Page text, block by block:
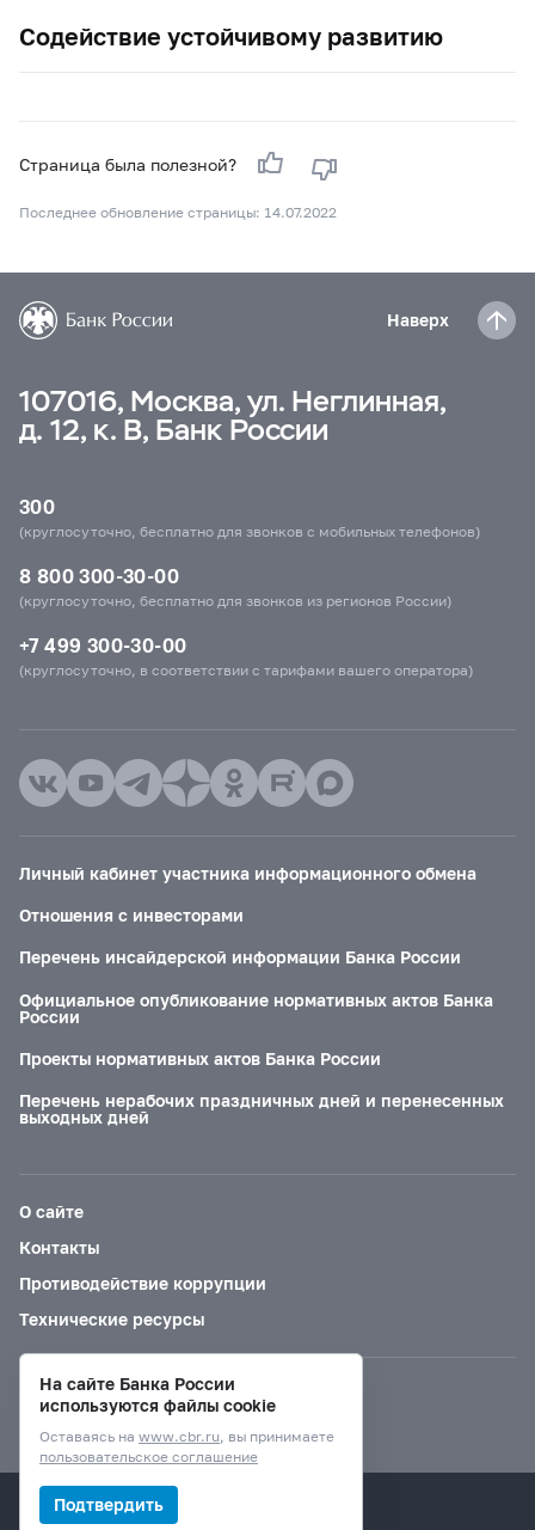
Содействие устойчивому развитию
Страница была полезной?
Последнее обновление страницы: 14.07.2022
Наверх
107016, Москва, ул. Неглинная,
д. 12, к. В, Банк России
300
(круглосуточно, бесплатно для звонков с мобильных телефонов)
8 800 300-30-00
(круглосуточно, бесплатно для звонков из регионов России)
+7 499 300-30-00
(круглосуточно, в соответствии с тарифами вашего оператора)
Личный кабинет участника информационного обмена
Отношения с инвесторами
Перечень инсайдерской информации Банка России
Официальное опубликование нормативных актов Банка
России
Проекты нормативных актов Банка России
Перечень нерабочих праздничных дней и перенесенных
выходных дней
О сайте
Контакты
Противодействие коррупции
Технические ресурсы
Версия для слабовидящих
© Банк России, 2000–2026.
На сайте Банка России
используются файлы cookie
Оставаясь на www.cbr.ru, вы принимаете
пользовательское соглашение
Подтвердить